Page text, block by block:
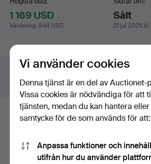
1 169 USD
Värdering: 844 USD
Sålt
21 jul 2025 kl.
Har du något liknande att sälja?
Gör en kostnadsfri värdering!
Budhistorik
21 jul, 05:01
Vi använder cookies
Denna tjänst är en del av Auctionet-
Vissa cookies är nödvändiga för att
tjänsten, medan du kan hantera
samtycke för de som används för att:
Anpassa funktioner och
utifrån hur du använder